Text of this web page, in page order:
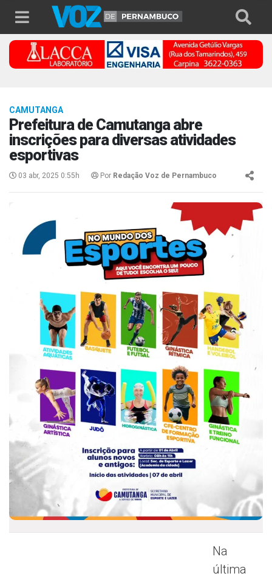
CAMUTANGA
Prefeitura de Camutanga abre
inscrições para diversas atividades
esportivas
03 abr, 2025 0:55h Por Redação Voz de Pernambuco
Na
última